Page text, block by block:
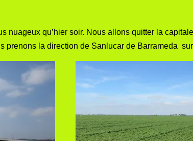
nuageux qu’hier soir. Nous allons quitter la
prenons la direction de Sanlucar de Barrameda